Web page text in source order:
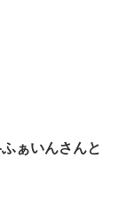
ぁいんさんと